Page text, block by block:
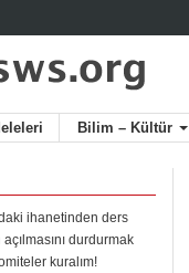
Bilim – Kültür
ihanetinden ders
açılmasını durdurmak
kuralım!